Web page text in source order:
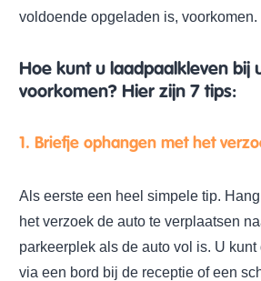
voldoende opgeladen is, voorkomen.
Hoe kunt u laadpaalkleven bij
voorkomen? Hier zijn 7 tips:
1. Briefje ophangen met het
Als eerste een heel simpele tip.
het verzoek de auto te verplaatsen
parkeerplek als de auto vol is. U
via een bord bij de receptie of een